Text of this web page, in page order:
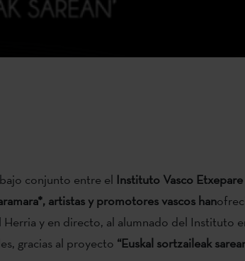
conjunto entre el Instituto Vasco Etxepare
artistas y promotores vascos han
Herria y en directo, al alumnado del Instituto
gracias al proyecto “Euskal sortzaileak